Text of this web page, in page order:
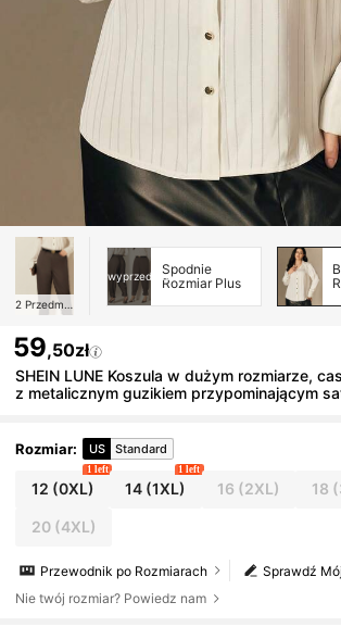
2 Przedmioty
wyprzedaneSpodnie
Rozmiar Plus
59,50zł
SHEIN LUNE Koszula w dużym rozmiarze,
z metalicznym guzikiem przypominającym
Rozmiar: US Standard
12 (0XL)
1 left
14 (1XL)
1 left
16 (2XL) 18
20(4XL)
Sprawdź
Przewodnik po Rozmiarach
Nie twój rozmiar? Powiedz nam